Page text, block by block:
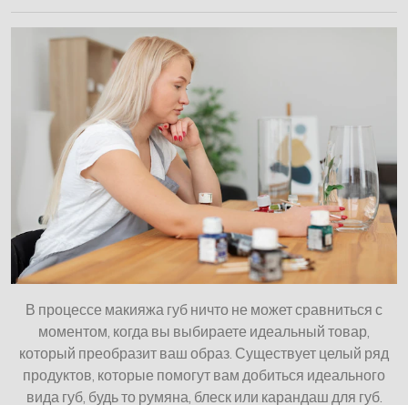
В процессе макияжа губ ничто не может сравниться с
моментом, когда вы выбираете идеальный товар,
который преобразит ваш образ. Существует целый ряд
продуктов, которые помогут вам добиться идеального
вида губ, будь то румяна, блеск или карандаш для губ.